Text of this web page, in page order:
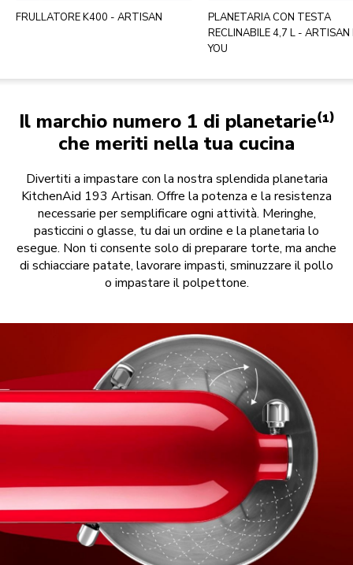
FRULLATORE K400 - ARTISAN
PLANETARIA CON TESTA
RECLINABILE 4,7 L - ARTISAN
YOU
Il marchio numero 1 di planetarie⁽¹⁾
che meriti nella tua cucina
Divertiti a impastare con la nostra splendida planetaria
KitchenAid 193 Artisan. Offre la potenza e la resistenza
necessarie per semplificare ogni attività. Meringhe,
pasticcini o glasse, tu dai un ordine e la planetaria lo
esegue. Non ti consente solo di preparare torte, ma anche
di schiacciare patate, lavorare impasti, sminuzzare il pollo
o impastare il polpettone.